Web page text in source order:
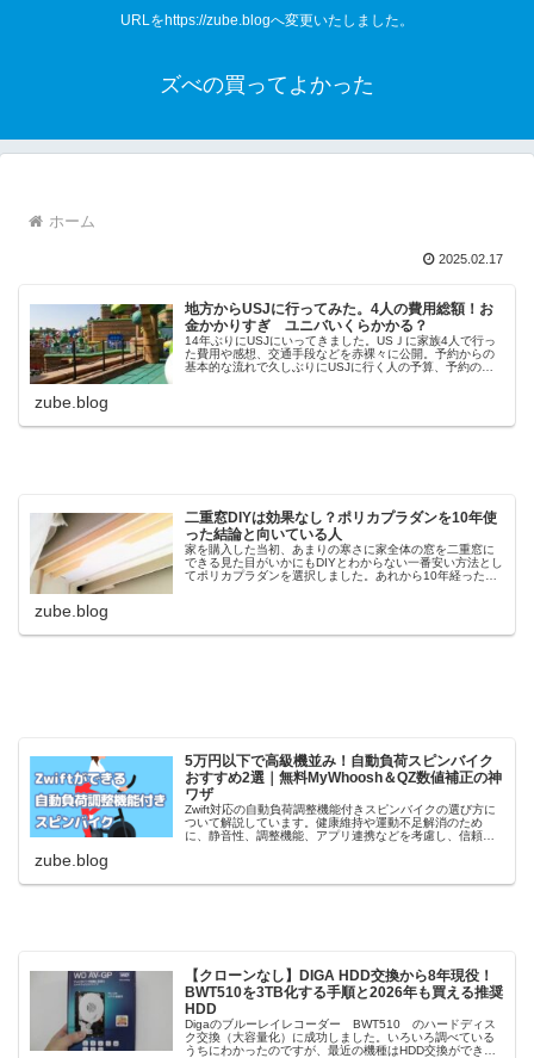
URLをhttps://zube.blogへ変更いたしました。
ズべの買ってよかった
ホーム
2025.02.17
地方からUSJに行ってみた。4人の費用総額！お
金かかりすぎ ユニバいくらかかる？
14年ぶりにUSJにいってきました。USＪに家族4人で行っ
た費用や感想、交通手段などを赤裸々に公開。予約からの
基本的な流れで久しぶりにUSJに行く人の予算、予約の目
zube.blog
二重窓DIYは効果なし？ポリカプラダンを10年使
った結論と向いている人
家を購入した当初、あまりの寒さに家全体の窓を二重窓に
できる見た目がいかにもDIYとわからない一番安い方法とし
てポリカプラダンを選択しました。あれから10年経った感
zube.blog
5万円以下で高級機並み！自動負荷スピンバイク
おすすめ2選｜無料MyWhoosh＆QZ数値補正の神
ワザ
Zwift対応の自動負荷調整機能付きスピンバイクの選び方に
ついて解説しています。健康維持や運動不足解消のため
に、静音性、調整機能、アプリ連携などを考慮し、信頼で
zube.blog
【クローンなし】DIGA HDD交換から8年現役！
BWT510を3TB化する手順と2026年も買える推奨
HDD
Digaのブルーレイレコーダー BWT510 のハードディス
ク交換（大容量化）に成功しました。いろいろ調べている
うちにわかったのですが、最近の機種はHDD交換ができな